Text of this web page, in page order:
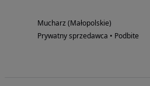
Mucharz (Małopolskie)
Prywatny sprzedawca • Podbite